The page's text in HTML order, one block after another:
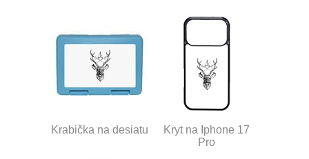
Krabička na desiatu
Kryt na Iphone 17
Pro